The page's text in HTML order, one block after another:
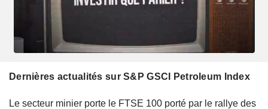
Dernières actualités sur S&P GSCI Petroleum Index
Le secteur minier porte le FTSE 100 porté par le rallye des